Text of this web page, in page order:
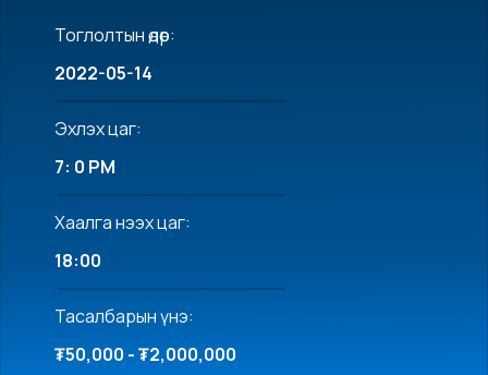
Тоглолтын өдөр:
2022-05-14
Эхлэх цаг:
7: 0 PM
Хаалга нээх цаг:
18:00
Тасалбарын үнэ:
₮50,000 - ₮2,000,000